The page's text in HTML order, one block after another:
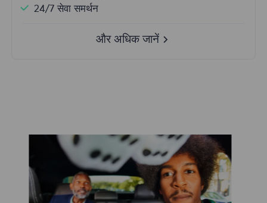
24/7 सेवा समर्थन
और अधिक जानें